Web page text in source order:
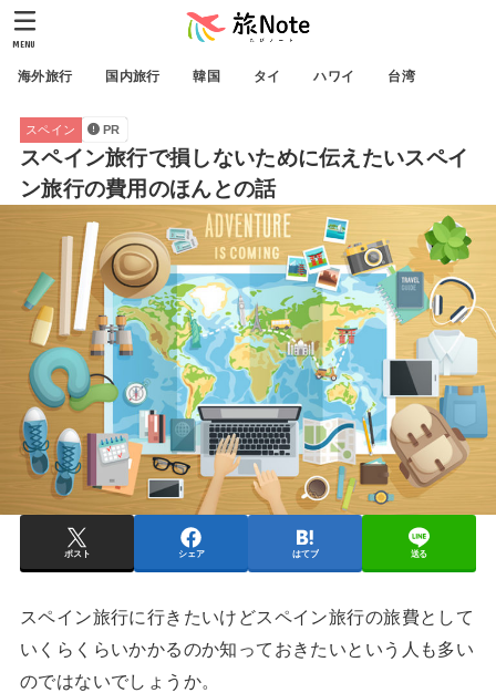
海外旅行 国内旅行 韓国 タイ ハワイ 台湾
MENU
スペイン PR
スペイン旅行で損しないために伝えたいスペイ
ン旅行の費用のほんとの話
ポスト シェア はてブ 送る
スペイン旅行に行きたいけどスペイン旅行の旅費として
いくらくらいかかるのか知っておきたいという人も多い
のではないでしょうか。